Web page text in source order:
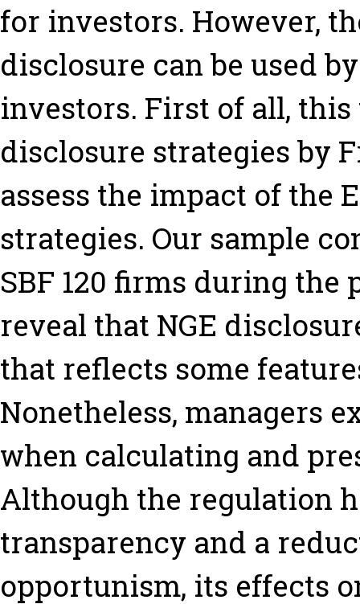
for investors. However,
disclosure can be used
investors. First of all,
disclosure strategies by
assess the impact of the
strategies. Our sample
SBF 120 firms during the
reveal that NGE
that reflects some
Nonetheless, managers
when calculating and
Although the regulation
transparency and a
opportunism, its effects